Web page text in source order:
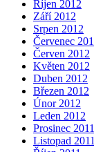
Říjen 2012
Září 2012
Srpen 2012
Červenec
Červen 2012
Květen 2012
Duben 2012
Březen 2012
Únor 2012
Leden 2012
Prosinec 2011
Listopad 2011